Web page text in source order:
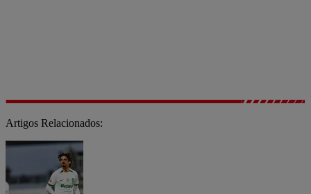
Artigos Relacionados: